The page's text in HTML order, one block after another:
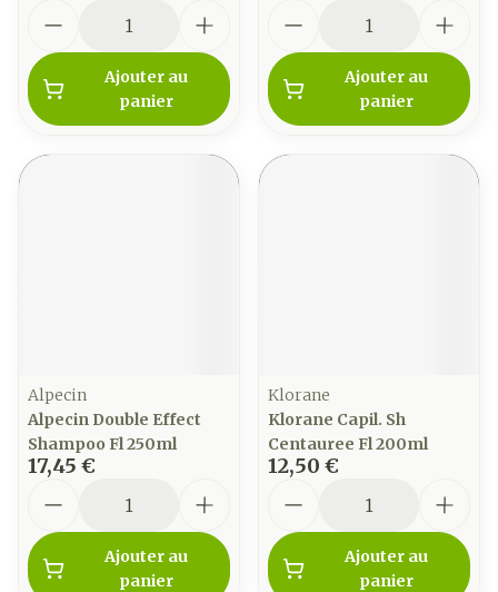
Ajouter au
panier
Ajouter au
panier
Alpecin
Alpecin Double Effect
Shampoo Fl 250ml
17,45 €
Ajouter au
panier
Klorane
Klorane Capil. Sh
Centauree Fl 200ml
12,50 €
Ajouter au
panier